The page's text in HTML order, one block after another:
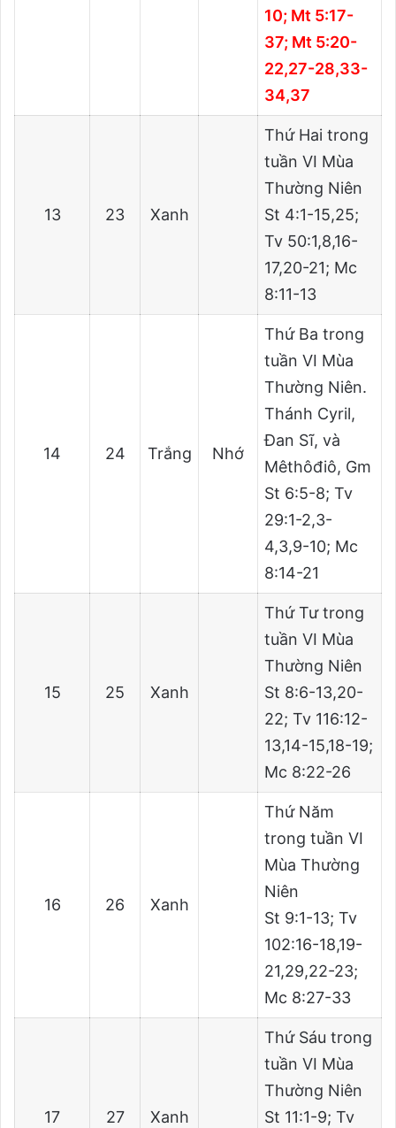
10; Mt 5:17-
37; Mt 5:20-
22,27-28,33-
34,37
13 23 Xanh
Thứ Hai trong
tuần VI Mùa
Thường Niên
St 4:1-15,25;
Tv 50:1,8,16-
17,20-21; Mc
8:11-13
14 24 Trắng Nhớ
Thứ Ba trong
tuần VI Mùa
Thường Niên.
Thánh Cyril,
Đan Sĩ, và
Mêthôđiô, Gm
St 6:5-8; Tv
29:1-2,3-
4,3,9-10; Mc
8:14-21
15 25 Xanh
Thứ Tư trong
tuần VI Mùa
Thường Niên
St 8:6-13,20-
22; Tv 116:12-
13,14-15,18-19;
Mc 8:22-26
16 26 Xanh
Thứ Năm
trong tuần VI
Mùa Thường
Niên
St 9:1-13; Tv
102:16-18,19-
21,29,22-23;
Mc 8:27-33
17 27 Xanh
Thứ Sáu trong
tuần VI Mùa
Thường Niên
St 11:1-9; Tv